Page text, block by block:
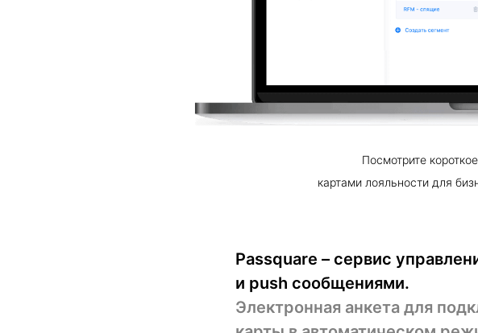
Посмотрите
картами лояльности для
Passquare – cервис
и push сообщениями.
Электронная анкета для